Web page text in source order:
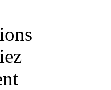
ions
iez